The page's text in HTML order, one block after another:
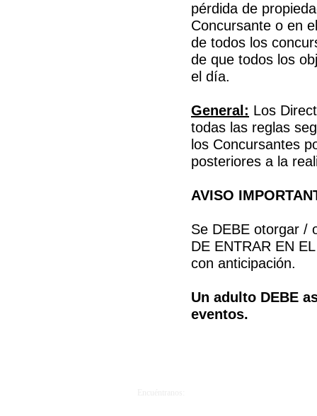
pérdida de
Concursante o en
de todos los
de que todos los
el día.
General: Los
todas las reglas
los Concursantes
posteriores a la
AVISO
Se DEBE otorgar /
DE ENTRAR EN
con anticipación.
Un adulto DEBE
eventos.